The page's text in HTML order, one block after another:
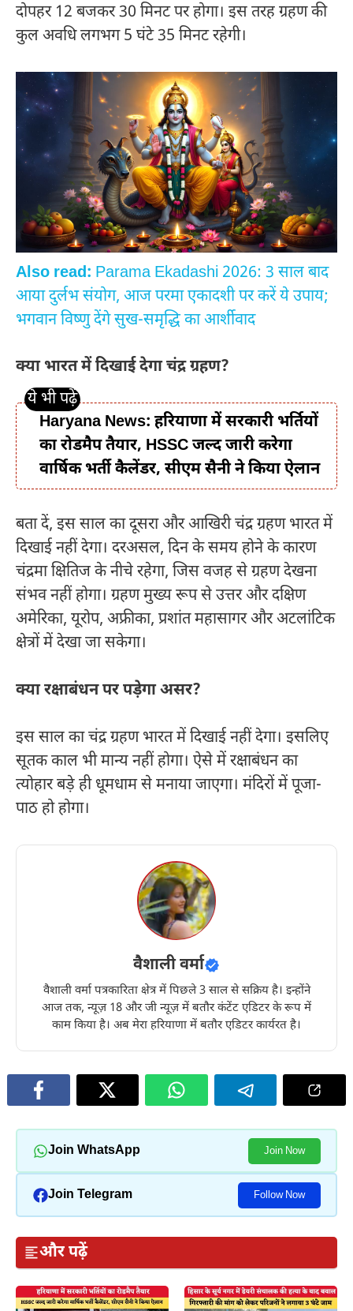
दोपहर 12 बजकर 30 मिनट पर होगा। इस तरह ग्रहण की
कुल अवधि लगभग 5 घंटे 35 मिनट रहेगी।
Also read: Parama Ekadashi 2026: 3 साल बाद
आया दुर्लभ संयोग, आज परमा एकादशी पर करें ये उपाय;
भगवान विष्णु देंगे सुख-समृद्धि का आर्शीवाद
क्या भारत में दिखाई देगा चंद्र ग्रहण?
Haryana News: हरियाणा में सरकारी भर्तियों
का रोडमैप तैयार, HSSC जल्द जारी करेगा
वार्षिक भर्ती कैलेंडर, सीएम सैनी ने किया ऐलान
बता दें, इस साल का दूसरा और आखिरी चंद्र ग्रहण भारत में
दिखाई नहीं देगा। दरअसल, दिन के समय होने के कारण
चंद्रमा क्षितिज के नीचे रहेगा, जिस वजह से ग्रहण देखना
संभव नहीं होगा। ग्रहण मुख्य रूप से उत्तर और दक्षिण
अमेरिका, यूरोप, अफ्रीका, प्रशांत महासागर और अटलांटिक
क्षेत्रों में देखा जा सकेगा।
क्या रक्षाबंधन पर पड़ेगा असर?
इस साल का चंद्र ग्रहण भारत में दिखाई नहीं देगा। इसलिए
सूतक काल भी मान्य नहीं होगा। ऐसे में रक्षाबंधन का
त्योहार बड़े ही धूमधाम से मनाया जाएगा। मंदिरों में पूजा-
पाठ हो होगा।
वैशाली वर्मा
वैशाली वर्मा पत्रकारिता क्षेत्र में पिछले 3 साल से सक्रिय है। इन्होंने
आज तक, न्यूज़ 18 और जी न्यूज़ में बतौर कंटेंट एडिटर के रूप में
काम किया है। अब मेरा हरियाणा में बतौर एडिटर कार्यरत है।
Join WhatsApp Join Now
Join Telegram Follow Now
और पढ़ें